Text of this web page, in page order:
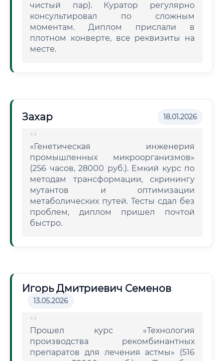
чистый пар). Куратор регулярно
консультировал по сложным
моментам. Диплом прислали в
плотном конверте, все реквизиты на
месте.
Захар 18.01.2026
«Генетическая инженерия
промышленных микроорганизмов»
(256 часов, 28000 руб.). Емкий курс по
методам трансформации, скринингу
мутантов и оптимизации
метаболических путей. Тесты сдал без
проблем, диплом пришел почтой
быстро.
Игорь Дмитриевич Семенов
13.05.2026
Прошел курс «Технология
производства рекомбинантных
препаратов для лечения астмы» (516